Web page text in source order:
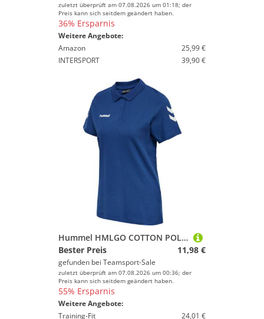
zuletzt überprüft am 07.08.2026 um 01:18; der
Preis kann sich seitdem geändert haben.
36% Ersparnis
Weitere Angebote:
Amazon
25,99 €
INTERSPORT
39,90 €
Hummel HMLGO COTTON POLO WOMAN - TRUE BLUE - 2XL
Bester Preis
11,98 €
gefunden bei Teamsport-Sale
zuletzt überprüft am 07.08.2026 um 00:36; der
Preis kann sich seitdem geändert haben.
55% Ersparnis
Weitere Angebote:
Training-Fit
24,01 €